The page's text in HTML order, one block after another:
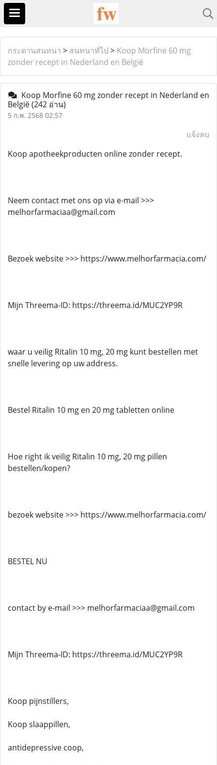
กระดานสนทนา > สนทนาทั่ไป > Koop Morfine 60 mg
zonder recept in Nederland en België
Koop Morfine 60 mg zonder recept in Nederland en
België(242 อ่าน)
5 ก.พ. 2568 02:57
แจ้งลบ
Koop apotheekproducten online zonder recept.
Neem contact met ons op via e-mail >>>
melhorfarmaciaa@gmail.com
Bezoek website >>> https://www.melhorfarmacia.com/
Mijn Threema-ID: https://threema.id/MUC2YP9R
waar u veilig Ritalin 10 mg, 20 mg kunt bestellen met
snelle levering op uw address.
Bestel Ritalin 10 mg en 20 mg tabletten online
Hoe right ik veilig Ritalin 10 mg, 20 mg pillen
bestellen/kopen?
bezoek website >>> https://www.melhorfarmacia.com/
BESTEL NU
contact by e-mail >>> melhorfarmaciaa@gmail.com
Mijn Threema-ID: https://threema.id/MUC2YP9R
Koop pijnstillers,
Koop slaappillen,
antidepressive coop,